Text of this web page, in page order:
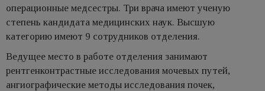
операционные медсестры. Три врача имеют ученую
степень кандидата медицинских наук. Высшую
категорию имеют 9 сотрудников отделения.
Ведущее место в работе отделения занимают
рентгенконтрастные исследования мочевых путей,
ангиографические методы исследования почек,